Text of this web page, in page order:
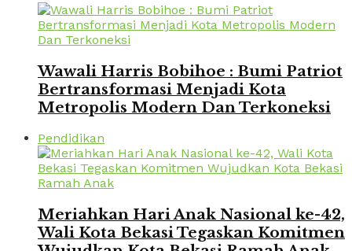
Wawali Harris Bobihoe : Bumi Patriot
Bertransformasi Menjadi Kota
Metropolis Modern Dan Terkoneksi
Pendidikan
Meriahkan Hari Anak Nasional ke-42,
Wali Kota Bekasi Tegaskan Komitmen